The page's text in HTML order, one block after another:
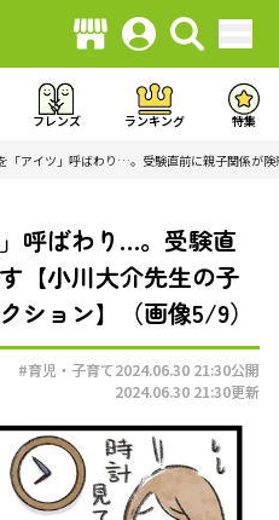
フレンズ ランキング 特集
「アイツ」呼ばわり…。受験直前に親子関係が
呼ばわり…。受験直
【小川大介先生の子
ション】（画像5/9）
#育児・子育て2024.06.30 21:30公開
2024.06.30 21:30更新